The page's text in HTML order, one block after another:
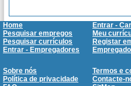
Home
Entrar -
Pesquisar empregos
Meu
Pesquisar currículos
Registar
Entrar - Empregadores
Sobre nós
Termos e
Política de privacidade
Contacte-